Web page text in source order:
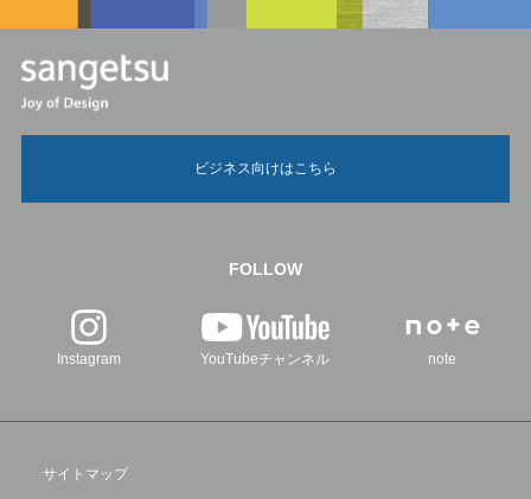
ビジネス向けはこちら
FOLLOW
Instagram YouTubeチャンネル note
サイトマップ